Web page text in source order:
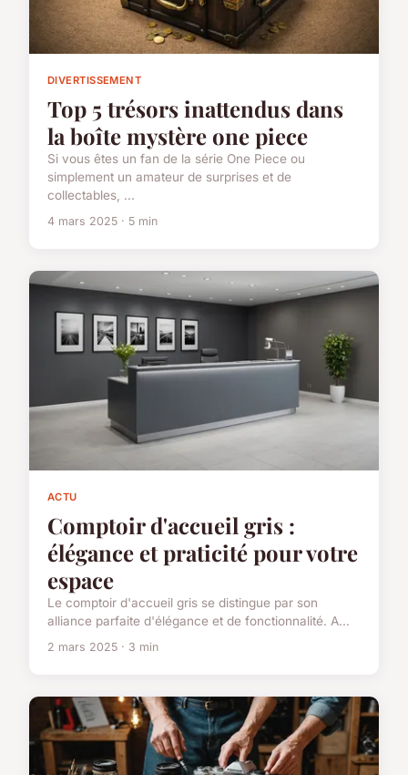
DIVERTISSEMENT
Top 5 trésors inattendus dans
la boîte mystère one piece
Si vous êtes un fan de la série One Piece ou
simplement un amateur de surprises et de
collectables, ...
4 mars 2025 · 5 min
ACTU
Comptoir d'accueil gris :
élégance et praticité pour votre
espace
Le comptoir d'accueil gris se distingue par son
alliance parfaite d'élégance et de fonctionnalité. A...
2 mars 2025 · 3 min